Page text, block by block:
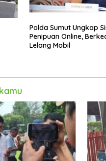
Polda Sumut Ungkap
Penipuan Online,
Lelang Mobil